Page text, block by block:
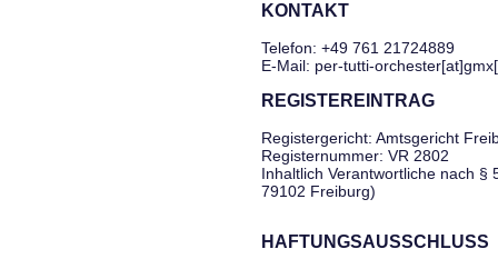
KONTAKT
Telefon: +49 761 21724889
E-Mail: per-tutti-
REGISTEREINTRAG
Registergericht: Amtsgericht
Registernummer: VR 2802
Inhaltlich Verantwortliche nach §
79102 Freiburg)
HAFTUNGSAUSSCHLUSS